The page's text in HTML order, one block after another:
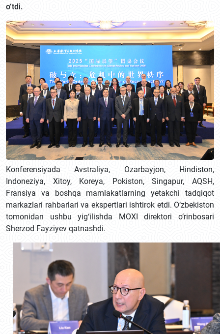
o‘tdi.
Konferensiyada Avstraliya, Ozarbayjon, Hindiston,
Indoneziya, Xitoy, Koreya, Pokiston, Singapur, AQSH,
Fransiya va boshqa mamlakatlarning yetakchi tadqiqot
markazlari rahbarlari va ekspertlari ishtirok etdi. O‘zbekiston
tomonidan ushbu yig‘ilishda MOXI direktori o‘rinbosari
Sherzod Fayziyev qatnashdi.